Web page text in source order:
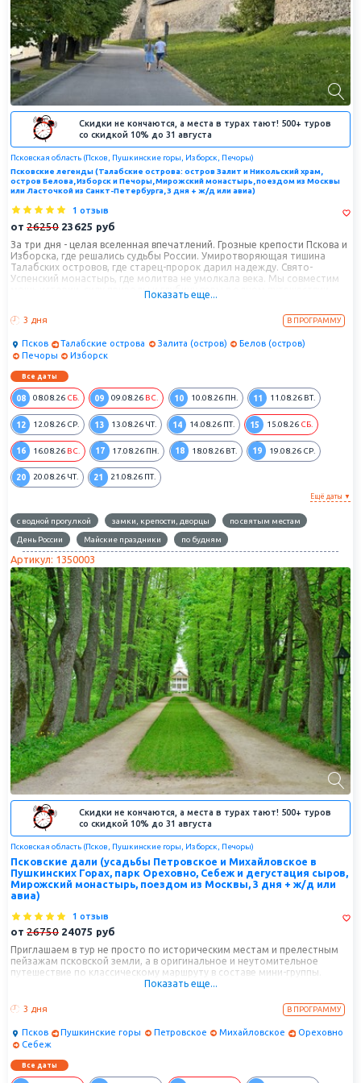
Скидки не кончаются, а места в турах тают! 500+ туров
со скидкой 10% до 31 августа
Псковская область (Псков, Пушкинские горы, Изборск, Печоры)
Псковские легенды (Талабские острова: остров Залит и Никольский храм,
остров Белова, Изборск и Печоры, Мирожский монастырь, поездом из Москвы
или Ласточкой из Санкт-Петербурга, 3 дня + ж/д или авиа)
1 отзыв
от 26250 23625 руб
За три дня - целая вселенная впечатлений. Грозные крепости Пскова и
Изборска, где решались судьбы России. Умиротворяющая тишина
Талабских островов, где старец-пророк дарил надежду. Свято-
Успенский монастырь, где молитва не умолкала века. Мы совместим
мощь истории, силу природы и глубину веры в одном путешествии.
Это тур для тех, кто ищет не просто отдых, а подлинное открытие —
Показать еще...
3 дня В ПРОГРАММУ
Псков Талабские острова Залита (остров)
Белов (остров)
Печоры
Изборск
Все даты
08 08.08.26 СБ. 09 09.08.26 ВС. 10 10.08.26 ПН. 11 11.08.26 ВТ.
12 12.08.26 СР. 13 13.08.26 ЧТ. 14 14.08.26 ПТ. 15 15.08.26 СБ.
16 16.08.26 ВС. 17 17.08.26 ПН. 18 18.08.26 ВТ. 19 19.08.26 СР.
20 20.08.26 ЧТ. 21 21.08.26 ПТ.
Ещё даты ▼
с водной прогулкой замки, крепости, дворцы по святым местам
День России Майские праздники по будням
Артикул: 1350003
Скидки не кончаются, а места в турах тают! 500+ туров
со скидкой 10% до 31 августа
Псковская область (Псков, Пушкинские горы, Изборск, Печоры)
Псковские дали (усадьбы Петровское и Михайловское в
Пушкинских Горах, парк Ореховно, Себеж и дегустация сыров,
Мирожский монастырь, поездом из Москвы, 3 дня + ж/д или
авиа)
1 отзыв
от 26750 24075 руб
Приглашаем в тур не просто по историческим местам и прелестным
пейзажам псковской земли, а в оригинальное и неутомительное
путешествие по классическому маршруту в составе мини-группы.
Здесь зарождалась русская нация и русский язык. Пушкинские усадьбы
русского гения. Уникальный нестандартный порядок посещения
объектов сделает погружение в атмосферу пушкинских мест и
святынь России живым и глубоким.
Показать еще...
3 дня В ПРОГРАММУ
Псков Пушкинские горы Петровское Михайловское
Ореховно
Себеж
Все даты